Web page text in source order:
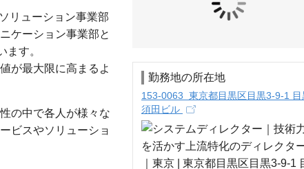
リューション事業部
ケーション事業部と
す。
が最大限に高まるよ
の中で各人が様々な
ビスやソリューショ
勤務地の所在地
153-0063 東京都目黒区目黒3-9-1 目
須田ビル